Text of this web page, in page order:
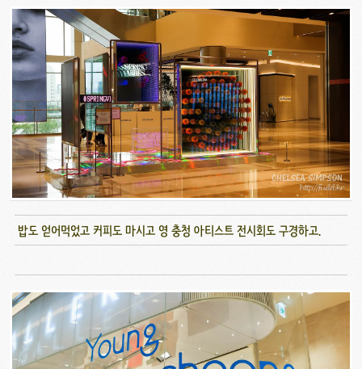
밥도 얻어먹었고 커피도 마시고 영 충청 아티스트 전시회도 구경하고.